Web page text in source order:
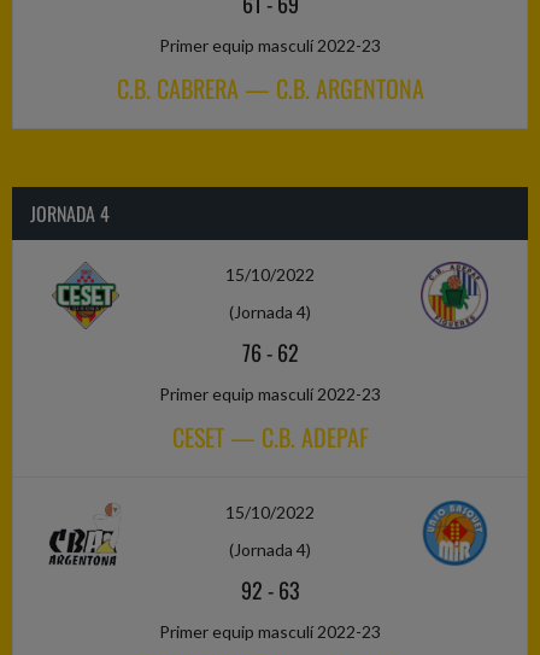
Primer equip masculí 2022-23
C.B. CABRERA — C.B. ARGENTONA
JORNADA 4
15/10/2022
(Jornada 4)
76-62
Primer equip masculí 2022-23
CESET — C.B. ADEPAF
15/10/2022
(Jornada 4)
92-63
Primer equip masculí 2022-23